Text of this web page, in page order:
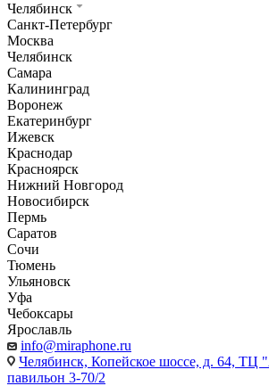
Челябинск
Санкт-Петербург
Москва
Челябинск
Самара
Калининград
Воронеж
Екатеринбург
Ижевск
Краснодар
Красноярск
Нижний Новгород
Новосибирск
Пермь
Саратов
Сочи
Тюмень
Ульяновск
Уфа
Чебоксары
Ярославль
info@miraphone.ru
Челябинск, Копейское шоссе, д. 64, ТЦ
павильон 3-70/2